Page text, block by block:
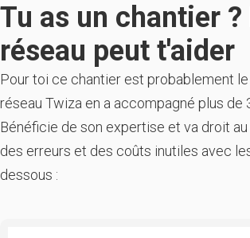
Tu as un chantier ?
réseau peut t'aider
Pour toi ce chantier est probablement
réseau Twiza en a accompagné plus de
Bénéficie de son expertise et va droit
des erreurs et des coûts inutiles avec
dessous :